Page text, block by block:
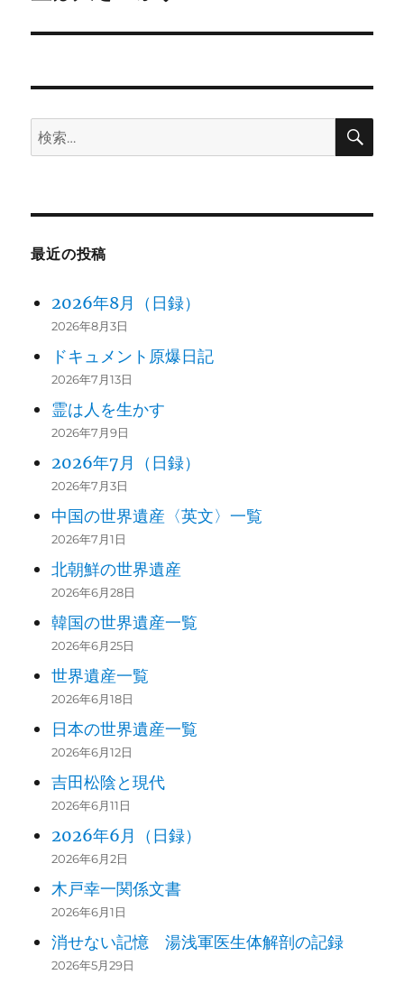
25
27
28
29
ー
ン
投
検
索:
検
最近の投稿
2026年8月（日録）
2026年8月3日
ドキュメント原爆日記
2026年7月13日
霊は人を生かす
2026年7月9日
2026年7月（日録）
2026年7月3日
中国の世界遺産〈英文〉一覧
2026年7月1日
北朝鮮の世界遺産
2026年6月28日
韓国の世界遺産一覧
2026年6月25日
世界遺産一覧
2026年6月18日
日本の世界遺産一覧
2026年6月12日
吉田松陰と現代
2026年6月11日
2026年6月（日録）
2026年6月2日
木戸幸一関係文書
2026年6月1日
消せない記憶 湯浅軍医生体解剖の記録
2026年5月29日